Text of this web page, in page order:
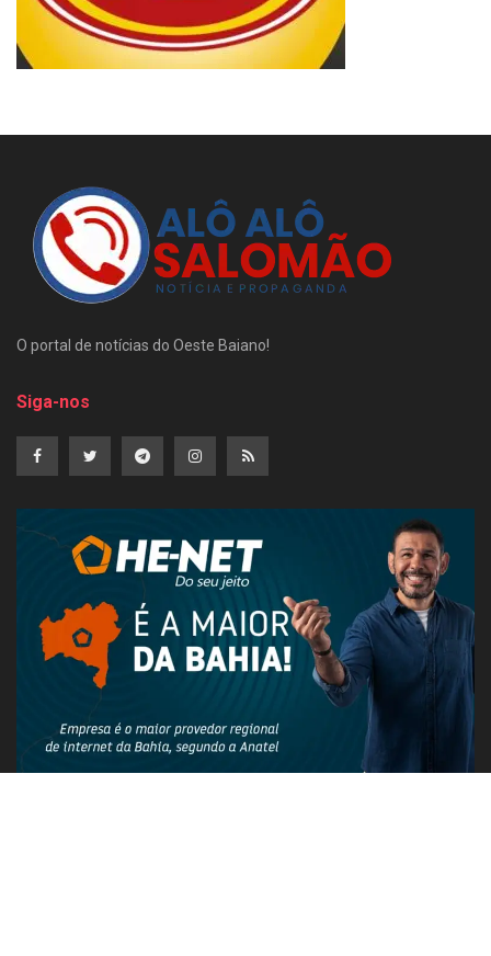
O portal de notícias do Oeste Baiano!
Siga-nos